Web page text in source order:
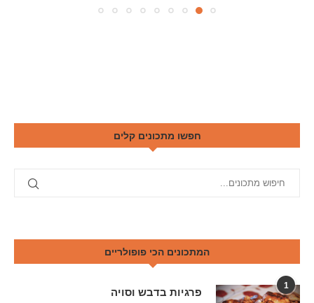
חפשו מתכונים קלים
המתכונים הכי פופולריים
1
פרגיות בדבש וסויה